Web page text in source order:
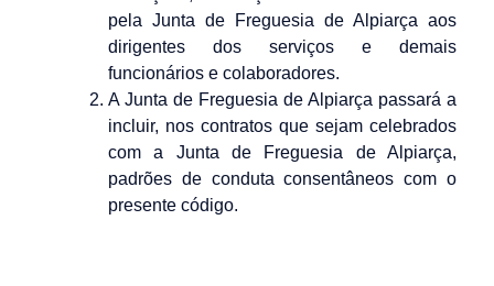
pela Junta de Freguesia de Alpiarça aos
dirigentes dos serviços e demais
funcionários e colaboradores.
A Junta de Freguesia de Alpiarça passará a
incluir, nos contratos que sejam celebrados
com a Junta de Freguesia de Alpiarça,
padrões de conduta consentâneos com o
presente código.